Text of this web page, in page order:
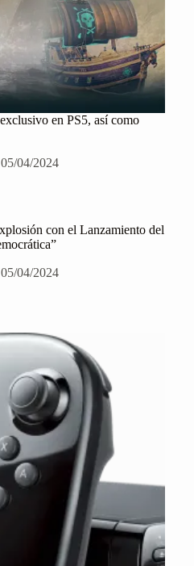
en PS5, así como
05/04/2024
con el Lanzamiento del
05/04/2024